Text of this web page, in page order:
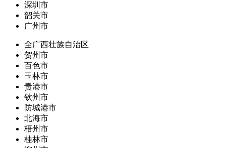
深圳市
韶关市
广州市
全广西壮族自治区
贺州市
百色市
玉林市
贵港市
钦州市
防城港市
北海市
梧州市
桂林市